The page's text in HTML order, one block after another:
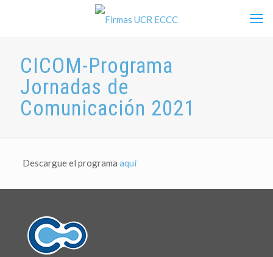
CICOM-Programa
Jornadas de
Comunicación 2021
Descargue el programa aquí